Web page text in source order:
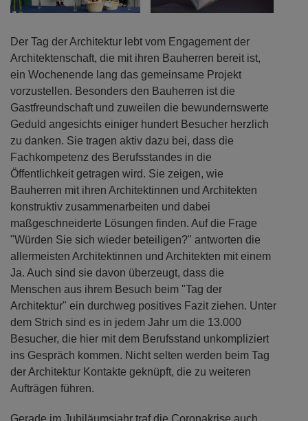
Der Tag der Architektur lebt vom Engagement der
Architektenschaft, die mit ihren Bauherren bereit ist,
ein Wochenende lang das gemeinsame Projekt
vorzustellen. Besonders den Bauherren ist die
Gastfreundschaft und zuweilen die bewundernswerte
Geduld angesichts einiger hundert Besucher herzlich
zu danken. Sie tragen aktiv dazu bei, dass die
Fachkompetenz des Berufsstandes in die
Öffentlichkeit getragen wird. Sie zeigen, wie
Bauherren mit ihren Architektinnen und Architekten
konstruktiv zusammenarbeiten und dabei
maßgeschneiderte Lösungen finden. Auf die Frage
"Würden Sie sich wieder beteiligen?" antworten die
allermeisten Architektinnen und Architekten mit einem
Ja. Auch sind sie davon überzeugt, dass die
Menschen aus ihrem Besuch beim "Tag der
Architektur" ein durchweg positives Fazit ziehen. Unter
dem Strich sind es in jedem Jahr um die 13.000
Besucher, die hier mit dem Berufsstand unkompliziert
ins Gespräch kommen. Nicht selten werden beim Tag
der Architektur Kontakte geknüpft, die zu weiteren
Aufträgen führen.
Gerade im Jubiläumsjahr traf die Coronakrise auch